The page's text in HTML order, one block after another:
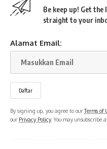
Be keep up! Get
straight to your
Alamat Email:
By signing up, you agree to ourTerms of
our Privacy Policy. You may unsubscribe